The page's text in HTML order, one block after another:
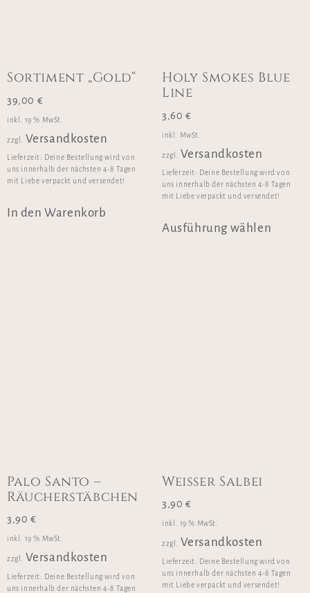
Sortiment „Gold“
39,00 €
inkl. 19 % MwSt.
zzgl. Versandkosten
Lieferzeit: Deine Bestellung wird von
uns innerhalb der nächsten 4-8 Tagen
mit Liebe verpackt und versendet!
In den Warenkorb
Holy Smokes Blue
Line
3,60 €
inkl. MwSt.
zzgl. Versandkosten
Lieferzeit: Deine Bestellung wird von
uns innerhalb der nächsten 4-8 Tagen
mit Liebe verpackt und versendet!
Ausführung wählen
Palo Santo –
Räucherstäbchen
3,90 €
inkl. 19 % MwSt.
zzgl. Versandkosten
Lieferzeit: Deine Bestellung wird von
uns innerhalb der nächsten 4-8 Tagen
Weißer Salbei
3,90 €
inkl. 19 % MwSt.
zzgl. Versandkosten
Lieferzeit: Deine Bestellung wird von
uns innerhalb der nächsten 4-8 Tagen
mit Liebe verpackt und versendet!